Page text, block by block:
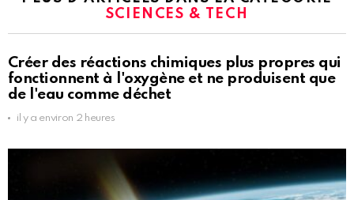
SCIENCES & TECH
Créer des réactions chimiques plus propres qui
fonctionnent à l'oxygène et ne produisent que
de l'eau comme déchet
il y a environ 2 heures